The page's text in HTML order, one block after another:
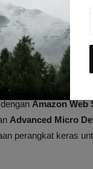
AI
salah satu
dalam
membuat
denganAmazon Web
Advanced Micro
perangkat keras